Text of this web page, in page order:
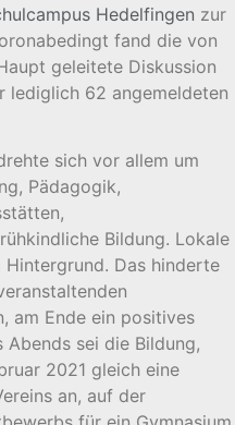
Hedelfingen zur
fand die von
geleitete Diskussion
lediglich 62 angemeldeten
sich vor allem um
Pädagogik,
Bildung. Lokale
Hintergrund. Das hinderte
am Ende ein positives
Abends sei die Bildung,
2021 gleich eine
an, auf der